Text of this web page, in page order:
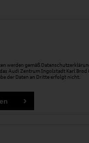
werden gemäß
Audi Zentrum Ingolstadt Karl Brod
der Daten an Dritte erfolgt nicht.